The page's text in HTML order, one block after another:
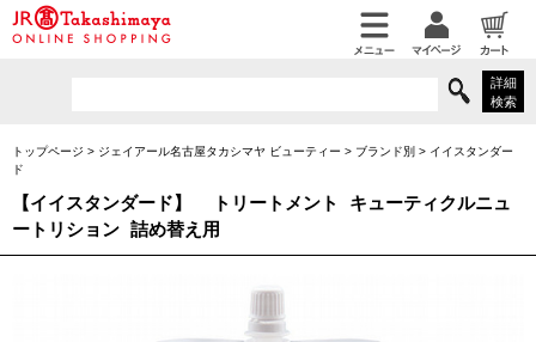
詳細
検索
トップページ > ジェイアール名古屋タカシマヤ ビューティー > ブランド別 > イイスタンダー
ド
【イイスタンダード】
トリートメント キューティクルニュ
ートリション 詰め替え用